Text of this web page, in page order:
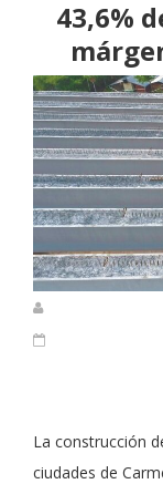
43,6%
La construcción
ciudades de